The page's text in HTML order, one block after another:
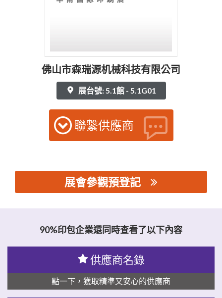
佛山市森瑞源机械科技有限公司
展台號: 5.1館 - 5.1G01
聯繫供應商
展會參觀預登記
90%印包企業還同時查看了以下內容
供應商名錄
點一下，獲取精準又安心的供應商